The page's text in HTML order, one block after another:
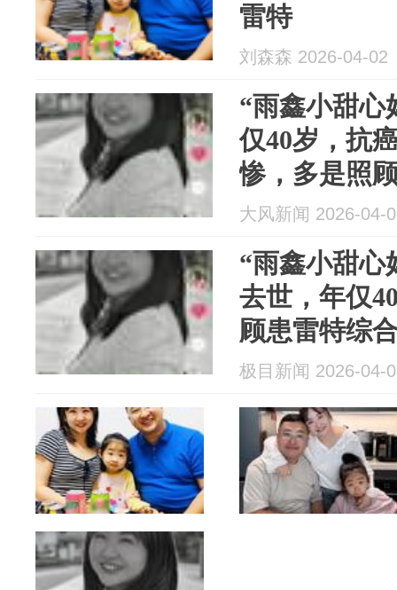
雷特
刘森森 2026-04-02
“雨鑫小甜心
仅40岁，抗
惨，多是照
日常，5年前
大风新闻 2026-04-
“雨鑫小甜心
去世，年仅
顾患雷特综
曾登上央视
极目新闻 2026-04-